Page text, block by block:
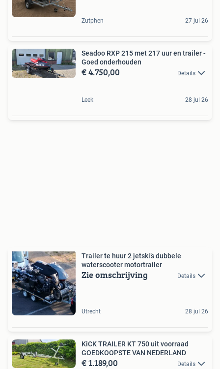
Zutphen 27 jul 26
Seadoo RXP 215 met 217 uur en trailer -
Goed onderhouden
€ 4.750,00 Details
Leek 28 jul 26
Trailer te huur 2 jetski’s dubbele
waterscooter motortrailer
Zie omschrijving Details
Utrecht 28 jul 26
KiCK TRAILER KT 750 uit voorraad
GOEDKOOPSTE VAN NEDERLAND
€ 1.189,00 Details